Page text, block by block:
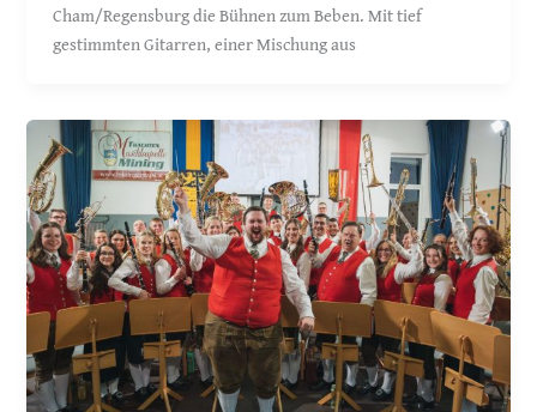
Cham/Regensburg die Bühnen zum Beben. Mit tief
gestimmten Gitarren, einer Mischung aus